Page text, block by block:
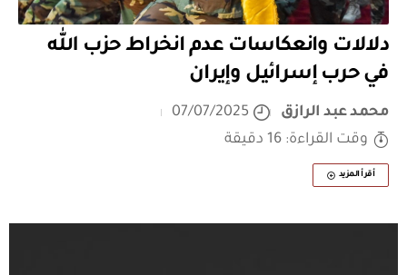
دلالات وانعكاسات عدم انخراط حزب الله
في حرب إسرائيل وإيران
محمد عبد الرازق
07/07/2025
وقت القراءة: 16 دقيقة
أقرأ المزيد